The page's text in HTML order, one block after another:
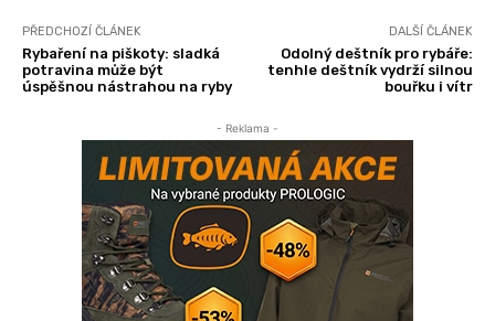
PŘEDCHOZÍ ČLÁNEK
Rybaření na piškoty: sladká
potravina může být
úspěšnou nástrahou na ryby
DALŠÍ ČLÁNEK
Odolný deštník pro rybáře:
tenhle deštník vydrží silnou
bouřku i vítr
- Reklama -